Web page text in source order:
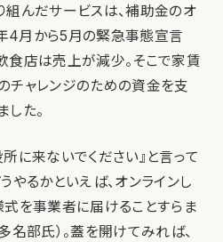
組んだサービスは、補助金のオ
4月から5月の緊急事態宣言
食店は売上が減少。そこで家賃
チャレンジのための資金を支
た。
に来ないでください』と言って
やるかといえば、オンラインし
式を事業者に届けることすらま
名部氏）。蓋を開けてみれば、